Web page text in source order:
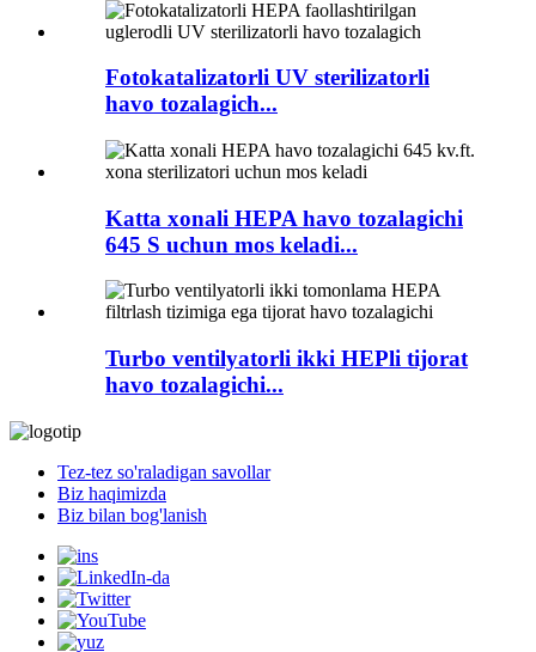
Fotokatalizatorli UV sterilizatorli
havo tozalagich...
Katta xonali HEPA havo tozalagichi
645 S uchun mos keladi...
Turbo ventilyatorli ikki HEPli tijorat
havo tozalagichi...
Tez-tez so'raladigan savollar
Biz haqimizda
Biz bilan bog'lanish